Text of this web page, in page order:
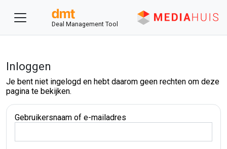
Deal Management Tool
Inloggen
Je bent niet ingelogd en hebt daarom geen rechten om deze
pagina te bekijken.
Gebruikersnaam of e-mailadres